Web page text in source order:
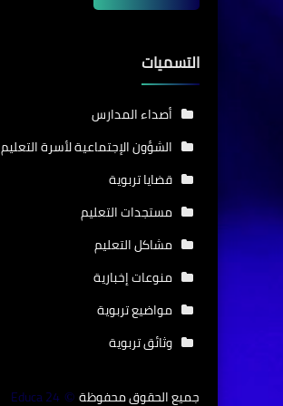
التسميات
أصداء المدارس
الشؤون الإجتماعية لأسرة التعليم
قضايا تربوية
مستجدات التعليم
مشاكل التعليم
منوعات إخبارية
مواضيع تربوية
وثائق تربوية
جميع الحقوق محفوظة ©
Educa 24